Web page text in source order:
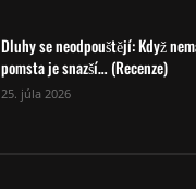
Dluhy se neodpouštějí: Když
pomsta je snazší… (Recenze)
25. júla 2026